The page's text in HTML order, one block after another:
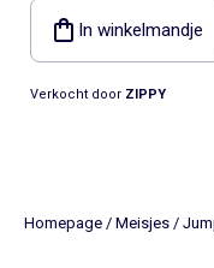
In winkelmandje
Verkocht door ZIPPY
Homepage / Meisjes /